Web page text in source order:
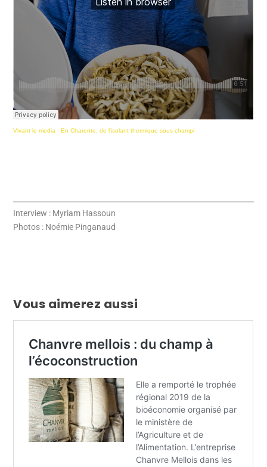
Vivant le media ·En Charente, de l'isolant thermique sous champi
Interview : Myriam Hassoun
Photos : Noémie Pinganaud
Vous aimerez aussi